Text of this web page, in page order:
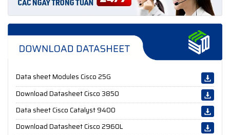
Data sheet Modules Cisco 25G
Download Datasheet Cisco 3850
Data sheet Cisco Catalyst 9400
Download Datasheet Cisco 2960L